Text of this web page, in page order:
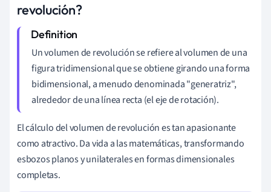
revolución?
Un volumen de revolución se refiere al volumen de una
figura tridimensional que se obtiene girando una forma
bidimensional, a menudo denominada "generatriz",
alrededor de una línea recta (el eje de rotación).
El cálculo del volumen de revolución es tan apasionante
como atractivo. Da vida a las matemáticas, transformando
esbozos planos y unilaterales en formas dimensionales
completas.